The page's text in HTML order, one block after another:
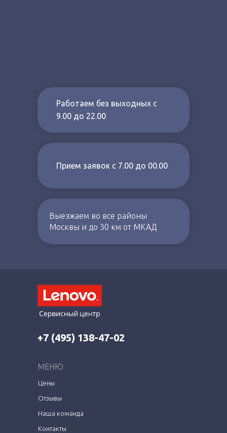
Работаем без выходных с
9.00 до 22.00
Прием заявок с 7.00 до 00.00
Выезжаем во все районы
Москвы и до 30 км от МКАД
+7 (495) 138-47-02
Контакты
Наша команда
Отзывы
Цены
МЕНЮ